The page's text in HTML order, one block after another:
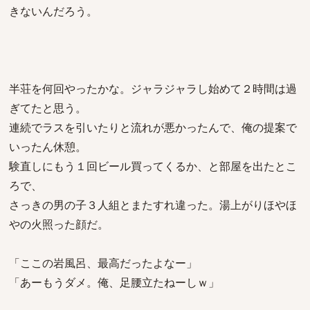
きないんだろう。
半荘を何回やったかな。ジャラジャラし始めて２時間は過
ぎてたと思う。
連続でラスを引いたりと流れが悪かったんで、俺の提案で
いったん休憩。
験直しにもう１回ビール買ってくるか、と部屋を出たとこ
ろで、
さっきの男の子３人組とまたすれ違った。湯上がりほやほ
やの火照った顔だ。
「ここの岩風呂、最高だったよなー」
「あーもうダメ。俺、足腰立たねーしｗ」